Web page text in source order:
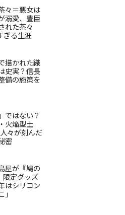
々＝悪女は
溺愛、豊臣
れた茶々
ぎる生涯
描かれた織
史実？信長
備の施策を
ではない？
火焔型土
々が刻んだ
密
屋が『鳩の
限定グッズ
はシリコン